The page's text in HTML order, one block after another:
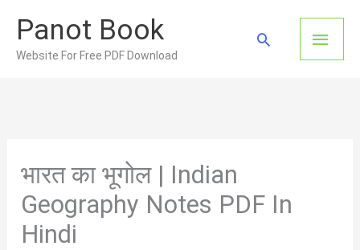
content
Panot Book
Website For Free PDF Download
Main
Search
भारत का भूगोल | Indian
Geography Notes PDF In
Hindi